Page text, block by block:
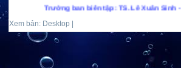
Trưởng ban biên tập: TS. Lê Xuân Sinh - Email:
Xem bản: Desktop |